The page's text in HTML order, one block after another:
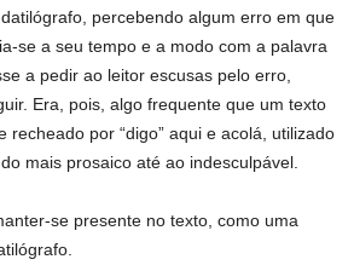
percebendo algum erro em que
se a seu tempo e a modo com a palavra
a pedir ao leitor escusas pelo erro,
Era, pois, algo frequente que um texto
recheado por “digo” aqui e acolá, utilizado
mais prosaico até ao indesculpável.
se presente no texto, como uma